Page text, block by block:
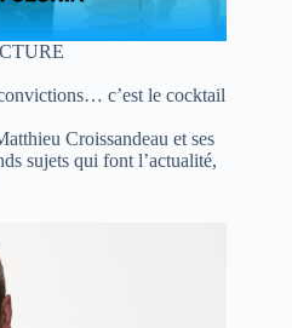
c’est le cocktail
Croissandeau et ses
sujets qui font l’actualité,